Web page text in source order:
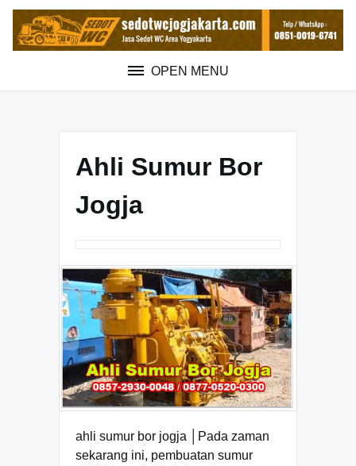
Skip
content
OPEN MENU
Ahli Sumur Bor
Jogja
ahli sumur bor jogja │Pada zaman
sekarang ini, pembuatan sumur